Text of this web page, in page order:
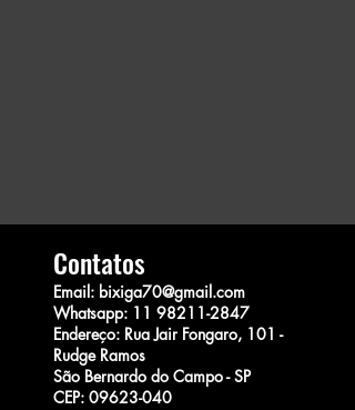
Contatos
Email: bixiga70@gmail.com
Whatsapp: 11 98211-2847
Endereço: Rua Jair Fongaro, 101 -
Rudge Ramos
São Bernardo do Campo - SP
CEP: 09623-040